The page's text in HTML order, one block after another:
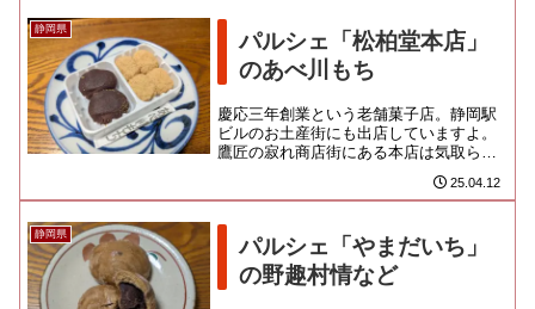
静岡県
パルシェ「松柏堂本店」
のあべ川もち
慶応三年創業という老舗菓子店。静岡駅
ビルのお土産街にも出店していますよ。
鷹匠の寂れ商店街にある本店は気取らぬ
町のお菓子屋さんな体裁なのよ。そこと
は別に東静岡の方に工場を構え... 25.04.12
静岡県
パルシェ「やまだいち」
の野趣村情など